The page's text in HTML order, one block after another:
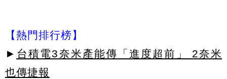
【熱門排行榜】
► 台積電3奈米產能傳「進度超前」 2奈米
也傳捷報